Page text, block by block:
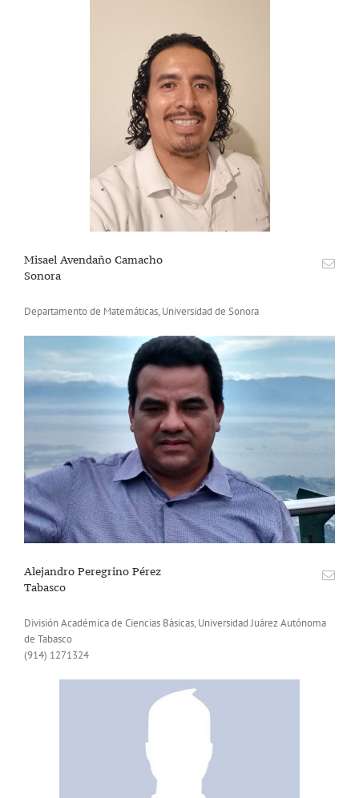
Misael Avendaño Camacho
Sonora
Departamento de Matemáticas, Universidad de Sonora
Alejandro Peregrino Pérez
Tabasco
División Académica de Ciencias Básicas, Universidad Juárez Autónoma
de Tabasco
(914) 1271324